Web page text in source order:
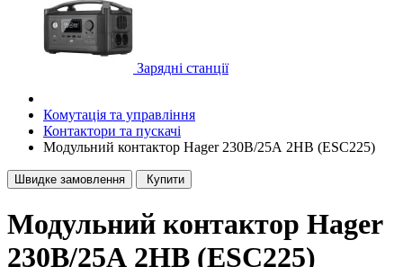
Зарядні станції
Комутація та управління
Контактори та пускачі
Модульний контактор Hager 230В/25А 2НВ (ESC225)
Швидке замовлення Купити
Модульний контактор Hager
230В/25А 2НВ (ESC225)